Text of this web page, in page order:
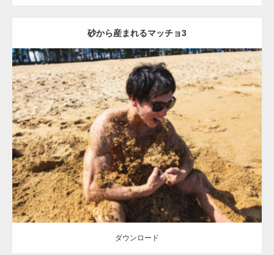
砂から産まれるマッチョ3
Update:2021.07.8
Category:海のマッチョ オレンジの人 AKIHITO(細マッチョ)
ダウンロード
ダウンロード